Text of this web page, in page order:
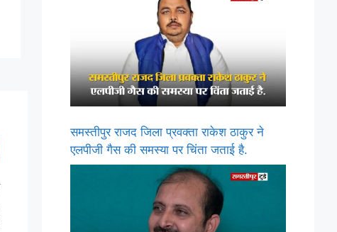
समस्तीपुर राजद जिला प्रवक्ता राकेश ठाकुर ने
एलपीजी गैस की समस्या पर चिंता जताई है.